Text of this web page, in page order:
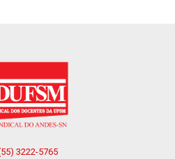
3222-5765